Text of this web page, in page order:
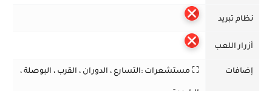
نظام تبريد
أزرار اللعب
إضافات ⛶ مستشعرات :التسارع ، الدوران ، القرب ، البوصلة ،